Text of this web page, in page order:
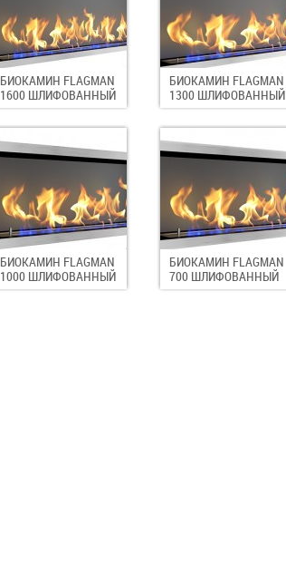
БИОКАМИН FLAGMAN
1600 ШЛИФОВАННЫЙ
БИОКАМИН FLAGMAN
1300 ШЛИФОВАННЫЙ
БИОКАМИН FLAGMAN
1000 ШЛИФОВАННЫЙ
БИОКАМИН FLAGMAN
700 ШЛИФОВАННЫЙ